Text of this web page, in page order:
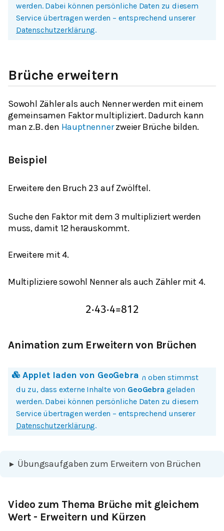
werden. Dabei können persönliche Daten zu diesem
Service übertragen werden – entsprechend unserer
Datenschutzerklärung.
Brüche erweitern
Sowohl Zähler als auch Nenner werden mit einem
gemeinsamen Faktor multipliziert. Dadurch kann
man z.B. den Hauptnennerzweier Brüche bilden.
Beispiel
Erweitere den Bruch 23 auf Zwölftel.
Suche den Faktor mit dem 3 multipliziert werden
muss, damit 12 herauskommt.
Erweitere mit 4.
Multipliziere sowohl Nenner als auch Zähler mit 4.
2⋅43⋅4=812
Animation zum Erweitern von Brüchen
Applet laden von GeoGebra
Mit einem Klick auf Bild oder Button oben stimmst
du zu, dass externe Inhalte von GeoGebra geladen
werden. Dabei können persönliche Daten zu diesem
Service übertragen werden – entsprechend unserer
Datenschutzerklärung.
▸ Übungsaufgaben zum Erweitern von Brüchen
Video zum Thema Brüche mit gleichem
Wert - Erweitern und Kürzen